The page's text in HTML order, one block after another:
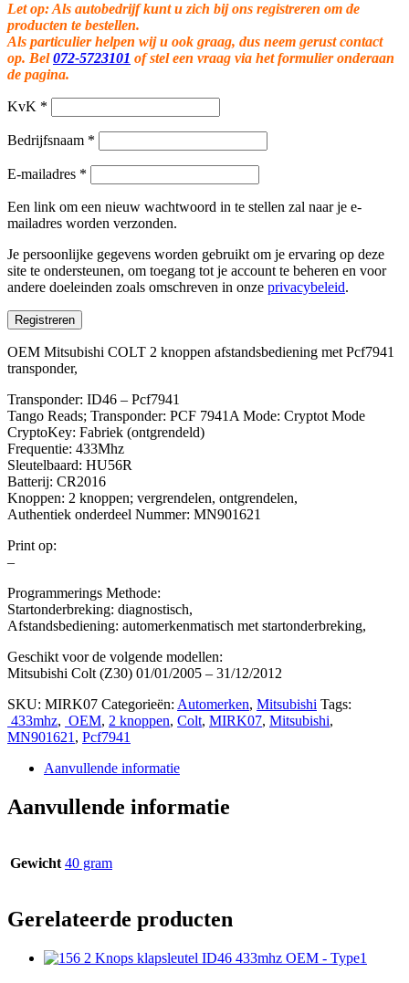
Let op: Als autobedrijf kunt u zich bij ons registreren om de
producten te bestellen.
Als particulier helpen wij u ook graag, dus neem gerust contact
op. Bel072-5723101 of stel een vraag via het formulier onderaan
de pagina.
KvK *
Bedrijfsnaam *
E-mailadres *
Een link om een nieuw wachtwoord in te stellen zal naar je e-
mailadres worden verzonden.
Je persoonlijke gegevens worden gebruikt om je ervaring op deze
site te ondersteunen, om toegang tot je account te beheren en voor
andere doeleinden zoals omschreven in onze privacybeleid.
Registreren
OEM Mitsubishi COLT 2 knoppen afstandsbediening met Pcf7941
transponder,
Transponder: ID46 – Pcf7941
Tango Reads; Transponder: PCF 7941A Mode: Cryptot Mode
CryptoKey: Fabriek (ontgrendeld)
Frequentie: 433Mhz
Sleutelbaard: HU56R
Batterij: CR2016
Knoppen: 2 knoppen; vergrendelen, ontgrendelen,
Authentiek onderdeel Nummer: MN901621
Print op:
–
Programmerings Methode:
Startonderbreking: diagnostisch,
Afstandsbediening: automerkenmatisch met startonderbreking,
Geschikt voor de volgende modellen:
Mitsubishi Colt (Z30) 01/01/2005 – 31/12/2012
SKU: MIRK07 Categorieën: Automerken, Mitsubishi Tags:
433mhz, OEM, 2 knoppen, Colt, MIRK07, Mitsubishi,
MN901621 , Pcf7941
Aanvullende informatie
Aanvullende informatie
Gewicht 40 gram
Gerelateerde producten